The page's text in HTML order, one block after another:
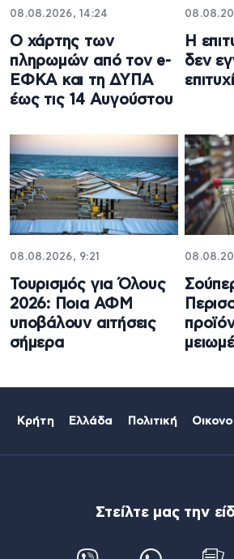
08.08.2026, 14:24
Ο χάρτης των
πληρωμών από τον e-
ΕΦΚΑ και τη ΔΥΠΑ
έως τις 14 Αυγούστου
Η
δεν
08.08.2026, 9:21
Τουρισμός για Όλους
2026: Ποια ΑΦΜ
υποβάλουν αιτήσεις
σήμερα
Κρήτη Ελλάδα Πολιτική
Στείλτε μας την